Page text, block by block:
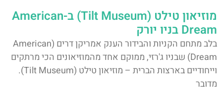
מוזיאון טילט (Tilt Museum) ב-American
Dream בניו יורק
בלב מתחם הקניות והבידור הענק אמריקן דרים (American
Dream) שבניו ג'רזי, ממוקם אחד מהמוזיאונים הכי מרתקים
וייחודיים בארצות הברית – מוזיאון טילט (Tilt Museum).
מדובר